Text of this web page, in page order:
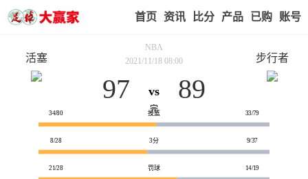
首页 赢家视点赛事比分实战版入口
我的
NBA
2021/11/18 08:00
vs
完
97
活塞
89
步行者
34/80 投篮 33/79
8/28 3分 9/37
21/28 罚球 14/19